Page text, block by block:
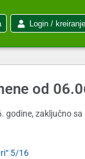
Login /
od
zaključno sa
5/16